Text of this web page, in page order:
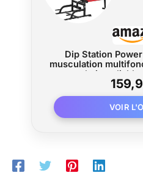
Dip Station
musculation
musculation
pour appareils de
maison, avec
capacité